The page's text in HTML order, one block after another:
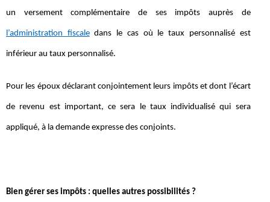
un versement complémentaire de ses impôts auprès de
l’administration fiscaledans le cas où le taux personnalisé est
inférieur au taux personnalisé.
Pour les époux déclarant conjointement leurs impôts et dont l’écart
de revenu est important, ce sera le taux individualisé qui sera
appliqué, à la demande expresse des conjoints.
Bien gérer ses impôts : quelles autres possibilités ?